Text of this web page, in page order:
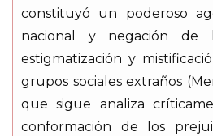
constituyó un poderoso
nacional y negación de
estigmatización y
grupos sociales extraños
que sigue analiza
conformación de los